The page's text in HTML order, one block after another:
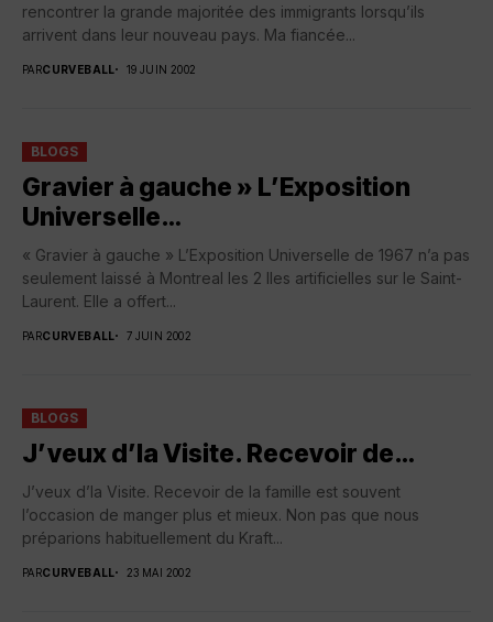
rencontrer la grande majoritée des immigrants lorsqu’ils
arrivent dans leur nouveau pays. Ma fiancée...
PARCURVEBALL 19 JUIN 2002
BLOGS
Gravier à gauche » L’Exposition
Universelle…
« Gravier à gauche » L’Exposition Universelle de 1967 n’a pas
seulement laissé à Montreal les 2 Iles artificielles sur le Saint-
Laurent. Elle a offert...
PARCURVEBALL 7 JUIN 2002
BLOGS
J’veux d’la Visite. Recevoir de…
J’veux d’la Visite. Recevoir de la famille est souvent
l’occasion de manger plus et mieux. Non pas que nous
préparions habituellement du Kraft...
PARCURVEBALL 23 MAI 2002